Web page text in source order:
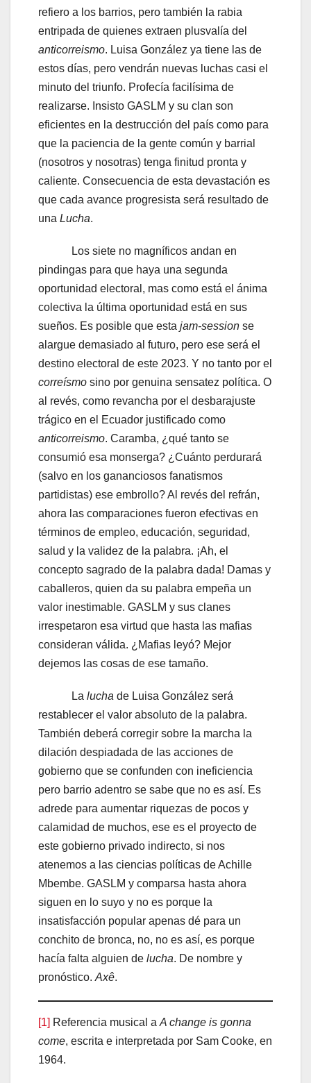
refiero a los barrios, pero también la rabia
entripada de quienes extraen plusvalía del
anticorreismo. Luisa González ya tiene las de
estos días, pero vendrán nuevas luchas casi el
minuto del triunfo. Profecía facilísima de
realizarse. Insisto GASLM y su clan son
eficientes en la destrucción del país como para
que la paciencia de la gente común y barrial
(nosotros y nosotras) tenga finitud pronta y
caliente. Consecuencia de esta devastación es
que cada avance progresista será resultado de
una Lucha.
Los siete no magníficos andan en
pindingas para que haya una segunda
oportunidad electoral, mas como está el ánima
colectiva la última oportunidad está en sus
sueños. Es posible que esta jam-session se
alargue demasiado al futuro, pero ese será el
destino electoral de este 2023. Y no tanto por el
correísmo sino por genuina sensatez política. O
al revés, como revancha por el desbarajuste
trágico en el Ecuador justificado como
anticorreismo. Caramba, ¿qué tanto se
consumió esa monserga? ¿Cuánto perdurará
(salvo en los gananciosos fanatismos
partidistas) ese embrollo? Al revés del refrán,
ahora las comparaciones fueron efectivas en
términos de empleo, educación, seguridad,
salud y la validez de la palabra. ¡Ah, el
concepto sagrado de la palabra dada! Damas y
caballeros, quien da su palabra empeña un
valor inestimable. GASLM y sus clanes
irrespetaron esa virtud que hasta las mafias
consideran válida. ¿Mafias leyó? Mejor
dejemos las cosas de ese tamaño.
La lucha de Luisa González será
restablecer el valor absoluto de la palabra.
También deberá corregir sobre la marcha la
dilación despiadada de las acciones de
gobierno que se confunden con ineficiencia
pero barrio adentro se sabe que no es así. Es
adrede para aumentar riquezas de pocos y
calamidad de muchos, ese es el proyecto de
este gobierno privado indirecto, si nos
atenemos a las ciencias políticas de Achille
Mbembe. GASLM y comparsa hasta ahora
siguen en lo suyo y no es porque la
insatisfacción popular apenas dé para un
conchito de bronca, no, no es así, es porque
hacía falta alguien de lucha. De nombre y
pronóstico. Axê.
[1] Referencia musical a A change is gonna
come, escrita e interpretada por Sam Cooke, en
1964.